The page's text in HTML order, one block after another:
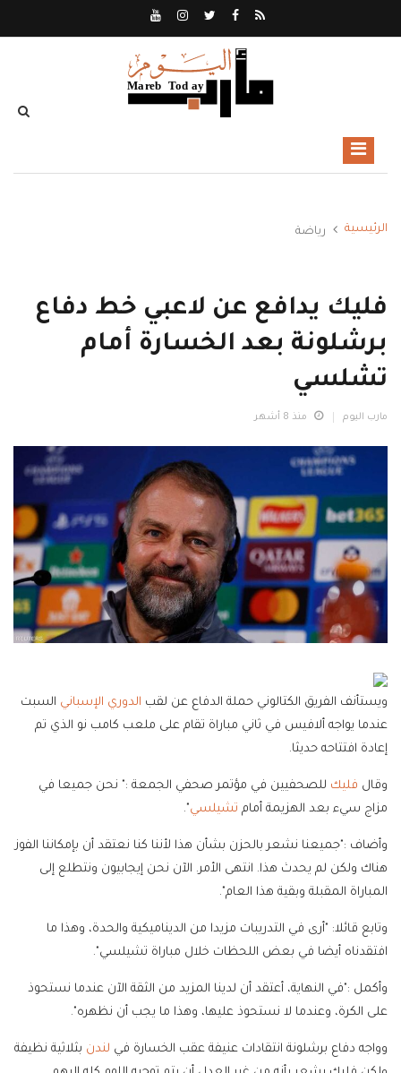
الرئيسية رياضة
فليك يدافع عن لاعبي خط دفاع
برشلونة بعد الخسارة أمام
تشلسي
مارب اليوم منذ 8 أشهر
ويستأنف الفريق الكتالوني حملة الدفاع عن لقب الدوري الإسباني السبت
عندما يواجه ألافيس في ثاني مباراة تقام على ملعب كامب نو الذي تم
إعادة افتتاحه حديثا.
وقال فليك للصحفيين في مؤتمر صحفي الجمعة :" نحن جميعا في
مزاج سيء بعد الهزيمة أمام تشيلسي".
وأضاف :"جميعنا نشعر بالحزن بشأن هذا لأننا كنا نعتقد أن بإمكاننا الفوز
هناك ولكن لم يحدث هذا. انتهى الأمر. الآن نحن إيجابيون ونتطلع إلى
المباراة المقبلة وبقية هذا العام".
وتابع قائلا: "أرى في التدريبات مزيدا من الديناميكية والحدة، وهذا ما
افتقدناه أيضا في بعض اللحظات خلال مباراة تشيلسي".
وأكمل :"في النهاية، أعتقد أن لدينا المزيد من الثقة الآن عندما نستحوذ
على الكرة، وعندما لا نستحوذ عليها، وهذا ما يجب أن نظهره".
وواجه دفاع برشلونة انتقادات عنيفة عقب الخسارة في لندن بثلاثية نظيفة